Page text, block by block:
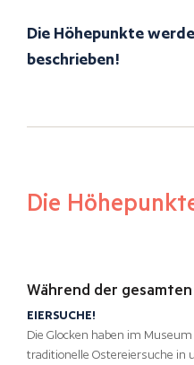
Die Höhepunkte
beschrieben!
Die
Während der
EIERSUCHE!
Die Glocken haben im
traditionelle Ostereiersuche in